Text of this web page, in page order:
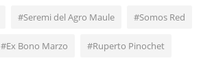
#Seremi del Agro Maule #Somos Red
#Ex Bono Marzo #Ruperto Pinochet